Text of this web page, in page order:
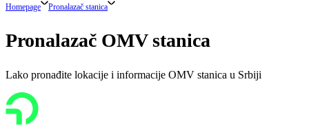
Homepage Pronalazač stanica
Pronalazač OMV stanica
Lako pronađite lokacije i informacije OMV stanica u Srbiji